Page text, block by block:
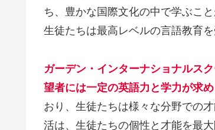
ち、豊かな国際文化の中で学ぶこ
生徒たちは最高レベルの言語教育を
ガーデン・インターナショナルス
望者には一定の英語力と学力が求め
おり、生徒たちは様々な分野での
活は、生徒たちの個性と才能を最大